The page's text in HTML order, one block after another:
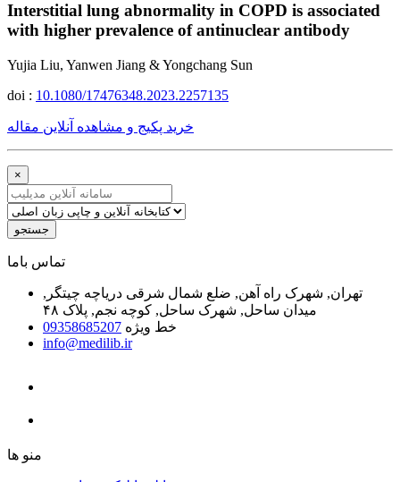
Interstitial lung abnormality in COPD is associated
with higher prevalence of antinuclear antibody
Yujia Liu, Yanwen Jiang & Yongchang Sun
doi : 10.1080/17476348.2023.2257135
خرید پکیج و مشاهده آنلاین مقاله
×
جستجو
ﺗﻤﺎﺱ ﺑﺎﻣﺎ
تهران, شهرک راه آهن, ضلع شمال شرقی دریاچه چیتگر,
میدان ساحل, شهرک ساحل, کوچه نجم, پلاک ۴۸
خط ویژه 09358685207
info@medilib.ir
ﻣﻨﻮ ﻫﺎ